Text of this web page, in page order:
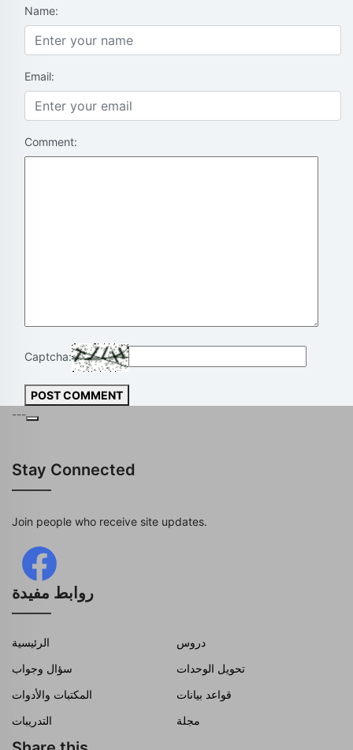
Name:
Email:
Comment:
Captcha:
POST COMMENT
---
Stay Connected
Join people who receive site updates.
روابط مفيدة
الرئيسية
دروس
سؤال وجواب
تحويل الوحدات
المكتبات والأدوات
قواعد بيانات
التدريبات
مجلة